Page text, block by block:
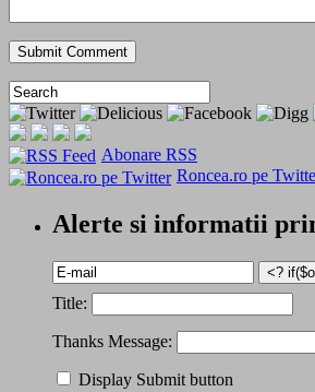
Abonare RSS
Roncea.ro pe
Alerte si informatii
Title:
Thanks Message:
Display Submit button